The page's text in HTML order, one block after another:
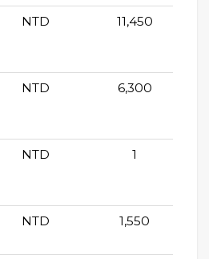
NTD 11,450
NTD 6,300
NTD 1
NTD 1,550